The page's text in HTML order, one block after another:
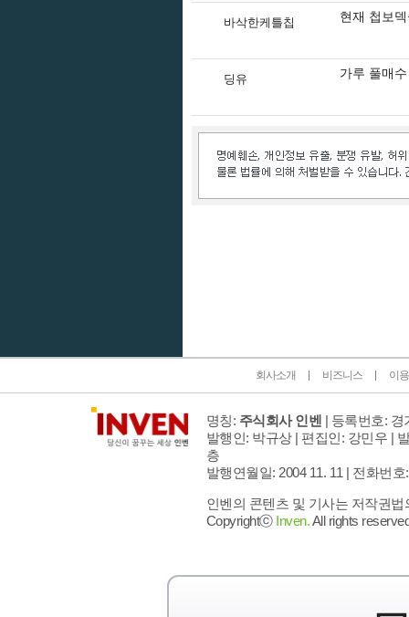
바삭한케틀칩 현재 첩보
딩유 가루 풀매
회사소개 비즈니스 이
명칭: 주식회사 인벤 | 등록번호: 경
발행인: 박규상 | 편집인: 강민우 |
층
발행연월일: 2004 11. 11 | 전화번호
인벤의 콘텐츠 및 기사는 저작권
Copyrightⓒ Inven.All rights